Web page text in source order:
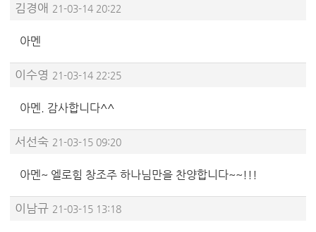
김경애 21-03-14 20:22
아멘
이수영 21-03-14 22:25
아멘. 감사합니다^^
서선숙 21-03-15 09:20
아멘~ 엘로힘 창조주 하나님만을 찬양합니다~~!!!
이남규 21-03-15 13:18